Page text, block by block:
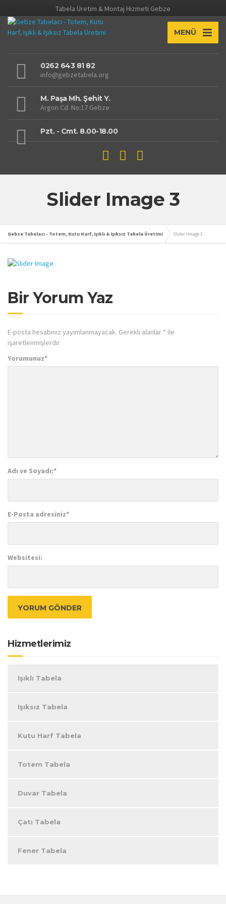
Tabela Üretim & Montaj Hizmeti Gebze
MENÜ
0262 643 81 82
info@gebzetabela.org
M. Paşa Mh. Şehit Y.
Argon Cd. No:17 Gebze
Pzt. - Cmt. 8.00-18.00
Slider Image 3
Gebze Tabelacı - Totem, Kutu Harf, Işıklı & Işıksız Tabela Üretimi Slider Image 3
Bir Yorum Yaz
E-posta hesabınız yayımlanmayacak. Gerekli alanlar * ile
işaretlenmişlerdir
Yorumunuz*
Adı ve Soyadı;*
E-Posta adresiniz*
Websitesi:
Hizmetlerimiz
Işıklı Tabela
Işıksız Tabela
Kutu Harf Tabela
Totem Tabela
Duvar Tabela
Çatı Tabela
Fener Tabela